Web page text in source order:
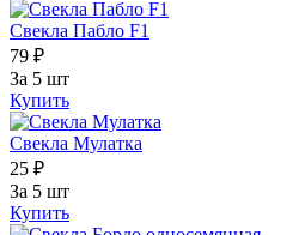
Свекла Пабло F1
79 ₽
За 5 шт
Купить
Свекла Мулатка
25 ₽
За 5 шт
Купить